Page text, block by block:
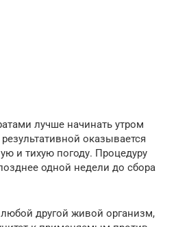
лучше начинать утром
оказывается
и тихую погоду. Процедуру
одной недели до сбора
другой живой организм,